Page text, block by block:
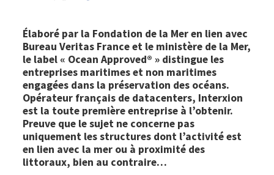
Élaboré par la Fondation de la Mer en lien avec
Bureau Veritas France et le ministère de la Mer,
le label « Ocean Approved® » distingue les
entreprises maritimes et non maritimes
engagées dans la préservation des océans.
Opérateur français de datacenters, Interxion
est la toute première entreprise à l’obtenir.
Preuve que le sujet ne concerne pas
uniquement les structures dont l’activité est
en lien avec la mer ou à proximité des
littoraux, bien au contraire…